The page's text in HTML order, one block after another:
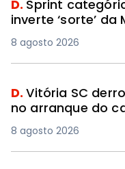
D. Sprint
inverte ‘sorte’ da
8 agosto 2026
D.Vitória SC
no arranque do
8 agosto 2026